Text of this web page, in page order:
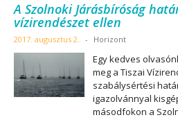
A Szolnoki Járásbíróság
vízirendészet ellen
2017. augusztus 2. - Horizont
Egy kedves
meg a Tiszai
szabálysértési
igazolvánnyal
másodfokon a